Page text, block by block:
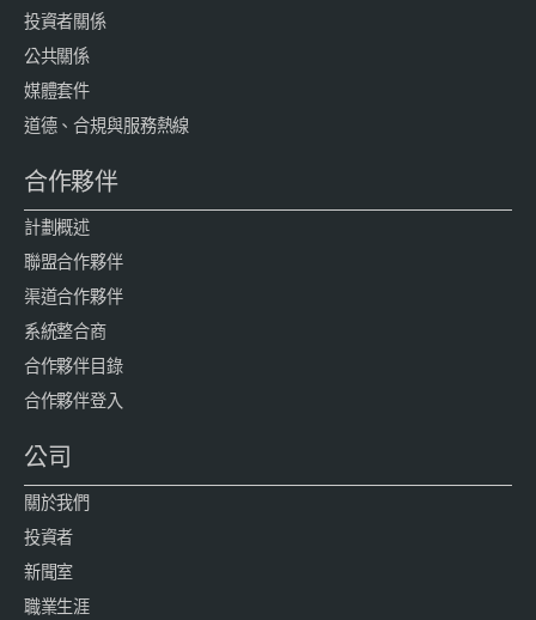
投資者關係
公共關係
媒體套件
道德、合規與服務熱線
合作夥伴
計劃概述
聯盟合作夥伴
渠道合作夥伴
系統整合商
合作夥伴目錄
合作夥伴登入
公司
關於我們
投資者
新聞室
職業生涯